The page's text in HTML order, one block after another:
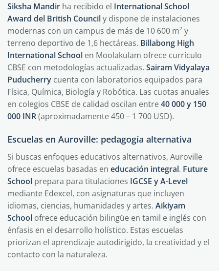
Siksha Mandir ha recibido el International School
Award del British Councily dispone de instalaciones
modernas con un campus de más de 10 600 m² y
terreno deportivo de 1,6 hectáreas. Billabong High
International School en Moolakulam ofrece currículo
CBSE con metodologías actualizadas. Sairam Vidyalaya
Puducherry cuenta con laboratorios equipados para
Física, Química, Biología y Robótica. Las cuotas anuales
en colegios CBSE de calidad oscilan entre40 000 y 150
000 INR(aproximadamente 450 – 1 700 USD).
Escuelas en Auroville: pedagogía alternativa
Si buscas enfoques educativos alternativos, Auroville
ofrece escuelas basadas en educación integral. Future
School prepara para titulaciones IGCSE y A-Level
mediante Edexcel, con asignaturas que incluyen
idiomas, ciencias, humanidades y artes. Aikiyam
School ofrece educación bilingüe en tamil e inglés con
énfasis en el desarrollo holístico. Estas escuelas
priorizan el aprendizaje autodirigido, la creatividad y el
contacto con la naturaleza.